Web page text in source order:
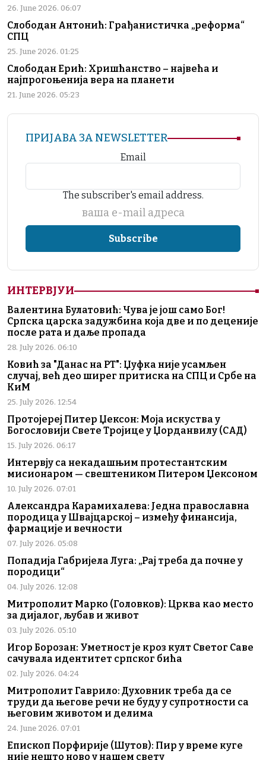
26. June 2026. 06:07
Слободан Антонић: Грађанистичка „реформа“
СПЦ
25. June 2026. 01:25
Слободан Ерић: Хришћанство – највећа и
најпрогоњенија вера на планети
21. June 2026. 05:23
ПРИЈАВА ЗА NEWSLETTER
Email
The subscriber's email address.
ваша е-mail адреса
ИНТЕРВЈУИ
Валентина Булатовић: Чува је још само Бог!
Српска царска задужбина која две и по деценије
после рата и даље пропада
28. July 2026. 06:10
Ковић за "Данас на РТ": Џуфка није усамљен
случај, већ део ширег притиска на СПЦ и Србе на
КиМ
25. July 2026. 12:54
Протојереј Питер Џексон: Моја искуства у
Богословији Свете Тројице у Џорданвилу (САД)
15. July 2026. 06:17
Интервју са некадашњим протестантским
мисионаром — свештеником Питером Џексоном
10. July 2026. 07:01
Александра Карамихалева: Једна православна
породица у Швајцарској – између финансија,
фармације и вечности
07. July 2026. 05:08
Попадија Габријела Луга: „Рај треба да почне у
породици“
04. July 2026. 12:08
Митрополит Марко (Головков): Црква као место
за дијалог, љубав и живот
03. July 2026. 05:10
Игор Борозан: Уметност је кроз култ Светог Саве
сачувала идентитет српског бића
02. July 2026. 04:24
Митрополит Гаврило: Духовник треба да се
труди да његове речи не буду у супротности са
његовим животом и делима
24. June 2026. 07:01
Епископ Порфирије (Шутов): Пир у време куге
није нешто ново у нашем свету